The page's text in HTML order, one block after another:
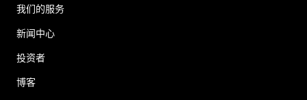
我们的服务
新闻中心
投资者
博客